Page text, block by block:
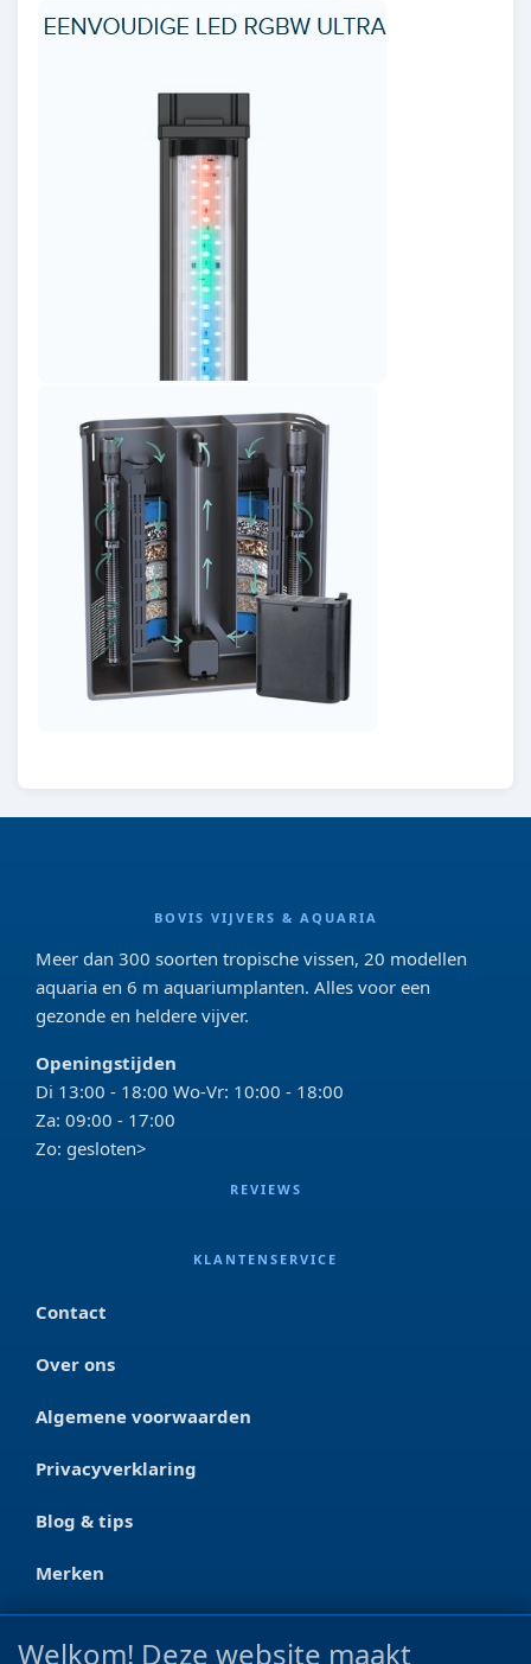
BOVIS VIJVERS & AQUARIA
Meer dan 300 soorten tropische vissen, 20 modellen
aquaria en 6 m aquariumplanten. Alles voor een
gezonde en heldere vijver.
Openingstijden
Di 13:00 - 18:00 Wo-Vr: 10:00 - 18:00
Za: 09:00 - 17:00
Zo: gesloten>
REVIEWS
KLANTENSERVICE
Contact
Over ons
Algemene voorwaarden
Privacyverklaring
Blog & tips
Merken
CONTACT
Welkom! Deze website maakt